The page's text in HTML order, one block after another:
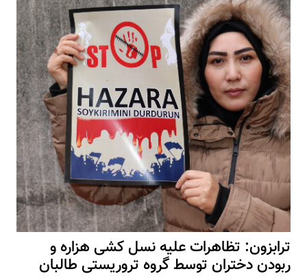
ترابزون: تظاهرات علیه نسل کشی هزاره و
ربودن دختران توسط گروه تروریستی طالبان